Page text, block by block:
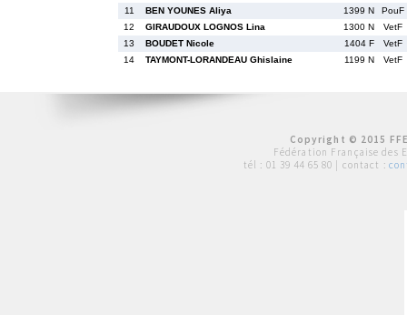
11
BEN YOUNES Aliya 1399 N
PouF
12
GIRAUDOUX LOGNOS Lina 1300 N
VetF
13
BOUDET Nicole 1404 F
VetF
14
TAYMONT-LORANDEAU Ghislaine 1199 N VetF
Copyright © 2015
Fédération Française des
tél : 01 39 44 65 80 | contact :